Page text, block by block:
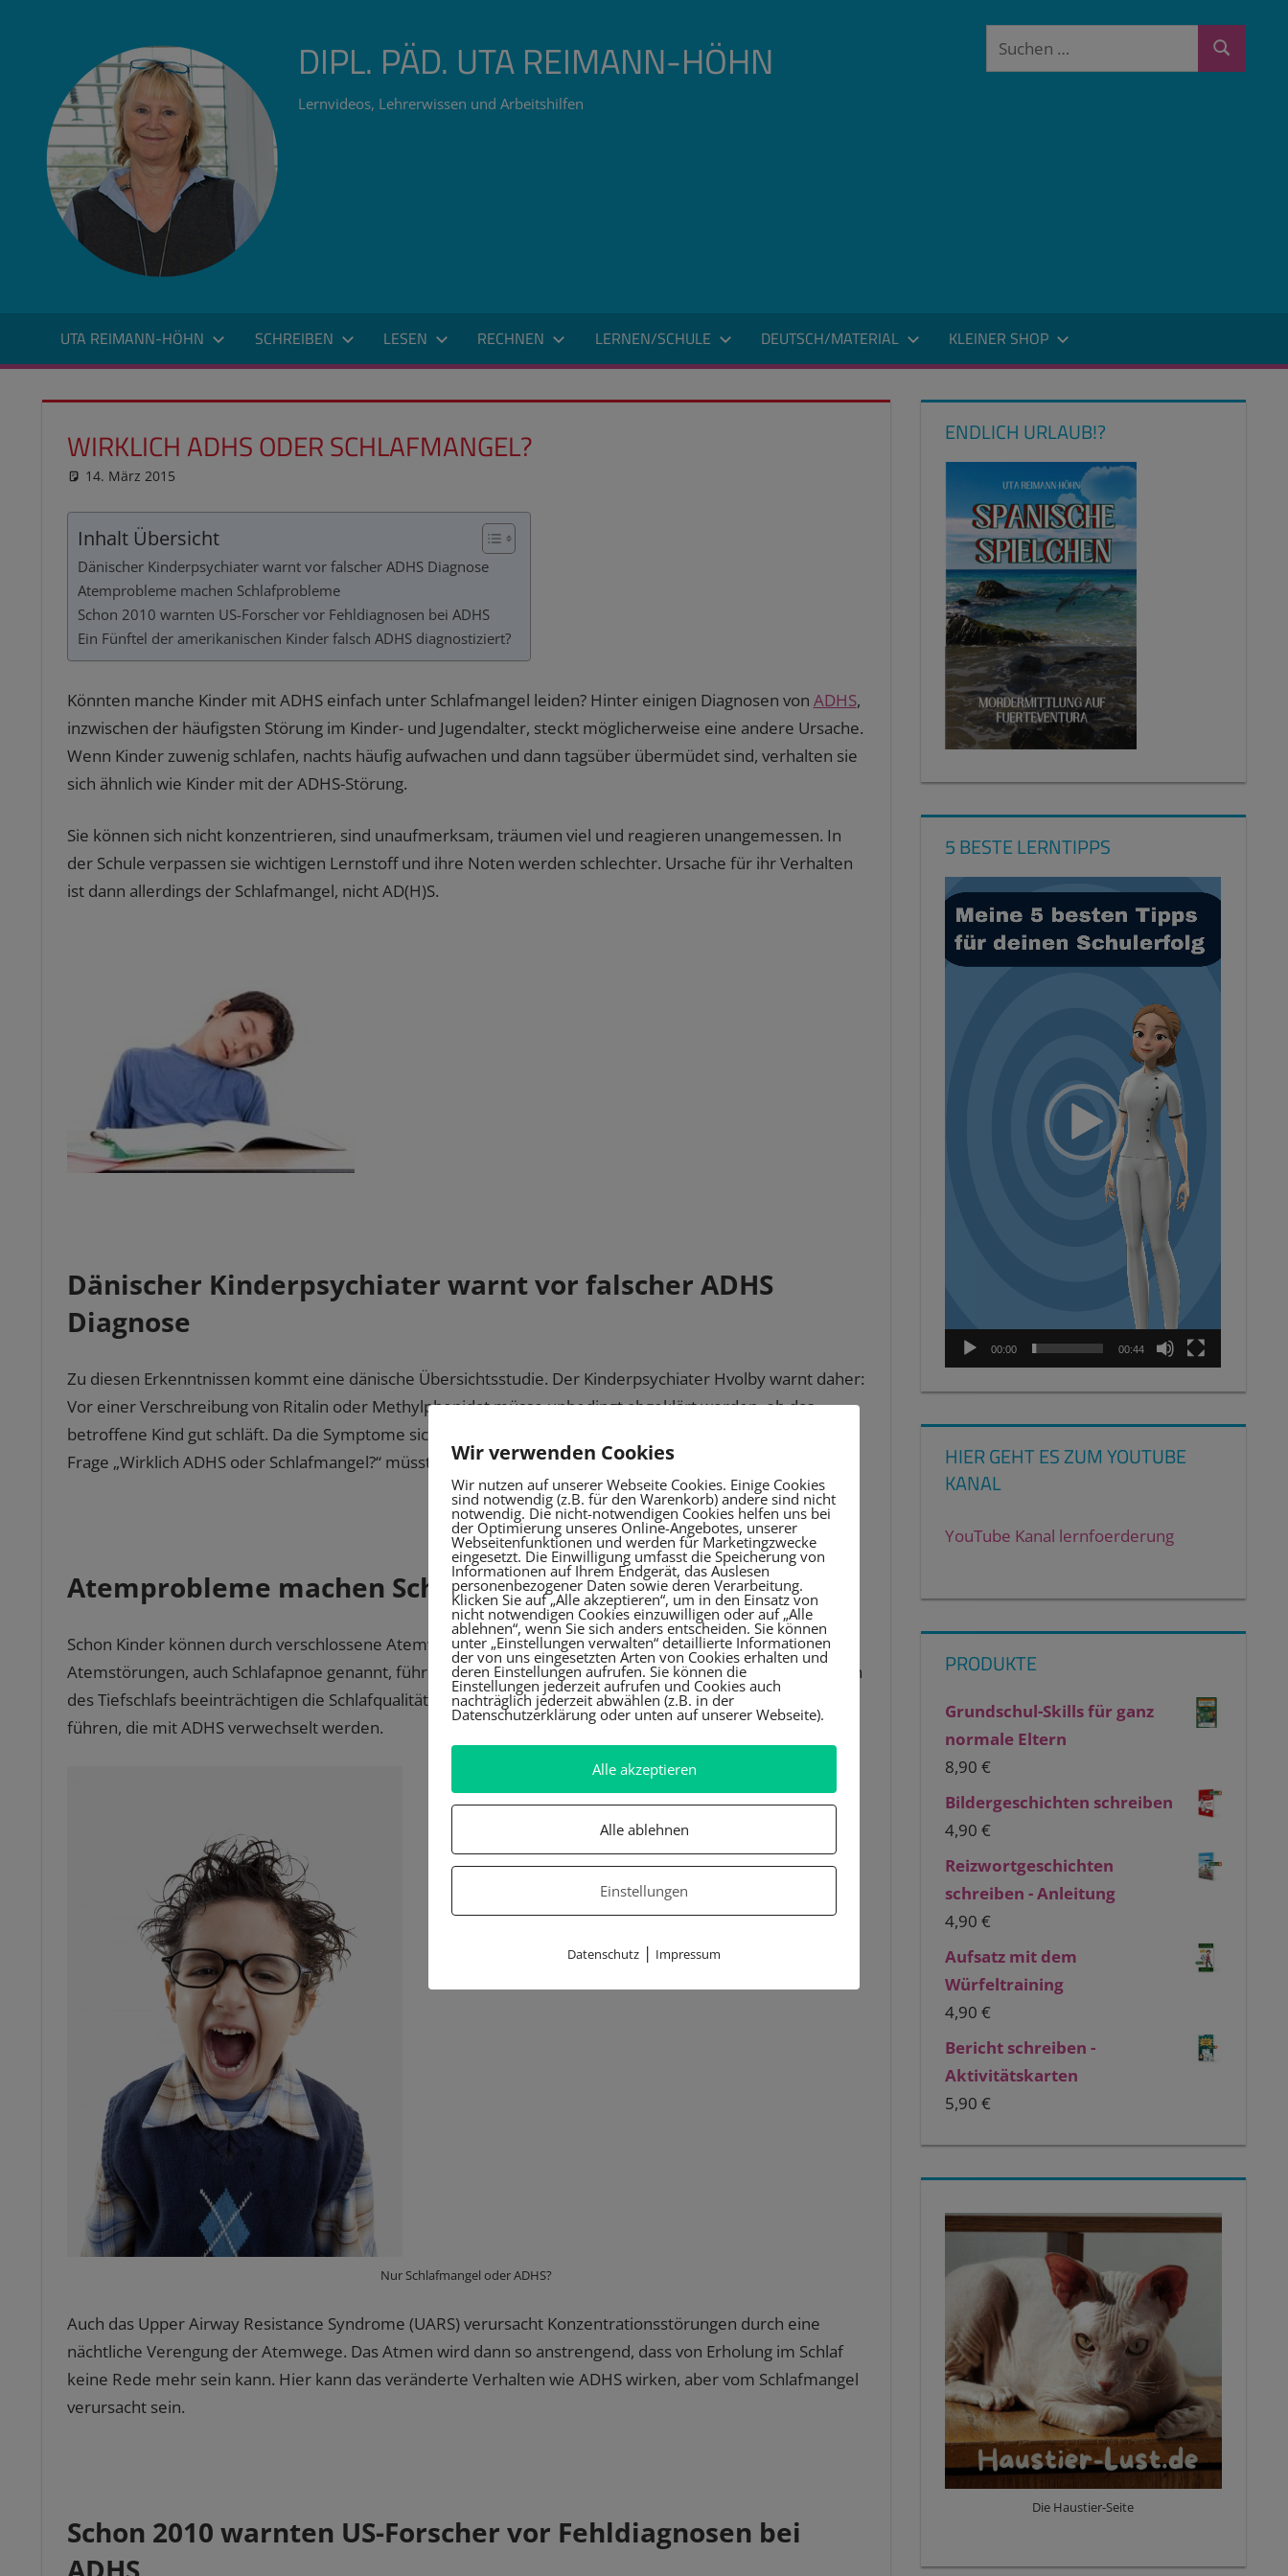
DIPL. PÄD. UTA REIMANN-HÖHN
Lernvideos, Lehrerwissen und Arbeitshilfen
Suchen
Suchen
UTA REIMANN-HÖHN SCHREIBEN LESEN RECHNEN LERNEN/SCHULE DEUTSCH/MATERIAL KLEINER SHOP
WIRKLICH ADHS ODER SCHLAFMANGEL?
14. März 2015
Inhalt Übersicht
Dänischer Kinderpsychiater warnt vor falscher ADHS Diagnose
Atemprobleme machen Schlafprobleme
Schon 2010 warnten US-Forscher vor Fehldiagnosen bei ADHS
Ein Fünftel der amerikanischen Kinder falsch ADHS diagnostiziert?
Könnten manche Kinder mit ADHS einfach unter Schlafmangel leiden? Hinter einigen Diagnosen von ADHS,
inzwischen der häufigsten Störung im Kinder- und Jugendalter, steckt möglicherweise eine andere Ursache.
Wenn Kinder zuwenig schlafen, nachts häufig aufwachen und dann tagsüber übermüdet sind, verhalten sie
sich ähnlich wie Kinder mit der ADHS-Störung.
Sie können sich nicht konzentrieren, sind unaufmerksam, träumen viel und reagieren unangemessen. In
der Schule verpassen sie wichtigen Lernstoff und ihre Noten werden schlechter. Ursache für ihr Verhalten
ist dann allerdings der Schlafmangel, nicht AD(H)S.
Dänischer Kinderpsychiater warnt vor falscher ADHS
Diagnose
Zu diesen Erkenntnissen kommt eine dänische Übersichtsstudie. Der Kinderpsychiater Hvolby warnt daher:
Vor einer Verschreibung von Ritalin oder Methylphenidat müsse unbedingt abgeklärt werden, ob das
betroffene Kind gut schläft. Da die Symptome sich ähneln, seien Fehldiagnosen nicht ausgeschlossen. Die
Frage „Wirklich ADHS oder Schlafmangel?“ müssten sich Ärzte ernsthaft stellen.
Atemprobleme machen Schlafprobleme
Schon Kinder können durch verschlossene Atemwege nachts schnarchen und Atemprobleme haben.
Atemstörungen, auch Schlafapnoe genannt, führen zu einem häufigen Aufwachen. Diese Unterbrechungen
des Tiefschlafs beeinträchtigen die Schlafqualität und können in der Folge zu Konzentrationsstörungen
führen, die mit ADHS verwechselt werden.
Nur Schlafmangel oder ADHS?
Auch das Upper Airway Resistance Syndrome (UARS) verursacht Konzentrationsstörungen durch eine
nächtliche Verengung der Atemwege. Das Atmen wird dann so anstrengend, dass von Erholung im Schlaf
keine Rede mehr sein kann. Hier kann das veränderte Verhalten wie ADHS wirken, aber vom Schlafmangel
verursacht sein.
Schon 2010 warnten US-Forscher vor Fehldiagnosen bei
ENDLICH URLAUB!?
5 BESTE LERNTIPPS
Video-
Player
00:00 00:44
HIER GEHT ES ZUM YOUTUBE
KANAL
YouTube Kanal lernfoerderung
PRODUKTE
Grundschul-Skills für ganz
normale Eltern
8,90€
Bildergeschichten schreiben
4,90€
Reizwortgeschichten
schreiben - Anleitung
4,90€
Aufsatz mit dem
Würfeltraining
4,90€
Bericht schreiben -
Aktivitätskarten
5,90€
Die Haustier-Seite
Wir verwenden Cookies
Wir nutzen auf unserer Webseite Cookies. Einige Cookies
sind notwendig (z.B. für den Warenkorb) andere sind nicht
notwendig. Die nicht-notwendigen Cookies helfen uns bei
der Optimierung unseres Online-Angebotes, unserer
Webseitenfunktionen und werden für Marketingzwecke
eingesetzt. Die Einwilligung umfasst die Speicherung von
Informationen auf Ihrem Endgerät, das Auslesen
personenbezogener Daten sowie deren Verarbeitung.
Klicken Sie auf „Alle akzeptieren“, um in den Einsatz von
nicht notwendigen Cookies einzuwilligen oder auf „Alle
ablehnen“, wenn Sie sich anders entscheiden. Sie können
unter „Einstellungen verwalten“ detaillierte Informationen
der von uns eingesetzten Arten von Cookies erhalten und
deren Einstellungen aufrufen. Sie können die
Einstellungen jederzeit aufrufen und Cookies auch
nachträglich jederzeit abwählen (z.B. in der
Datenschutzerklärung oder unten auf unserer Webseite).
Alle akzeptieren
Alle ablehnen
Einstellungen
Datenschutz | Impressum